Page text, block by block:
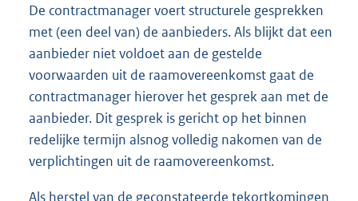
De contractmanager voert structurele gesprekken
met (een deel van) de aanbieders. Als blijkt dat een
aanbieder niet voldoet aan de gestelde
voorwaarden uit de raamovereenkomst gaat de
contractmanager hierover het gesprek aan met de
aanbieder. Dit gesprek is gericht op het binnen
redelijke termijn alsnog volledig nakomen van de
verplichtingen uit de raamovereenkomst.
Als herstel van de geconstateerde tekortkomingen